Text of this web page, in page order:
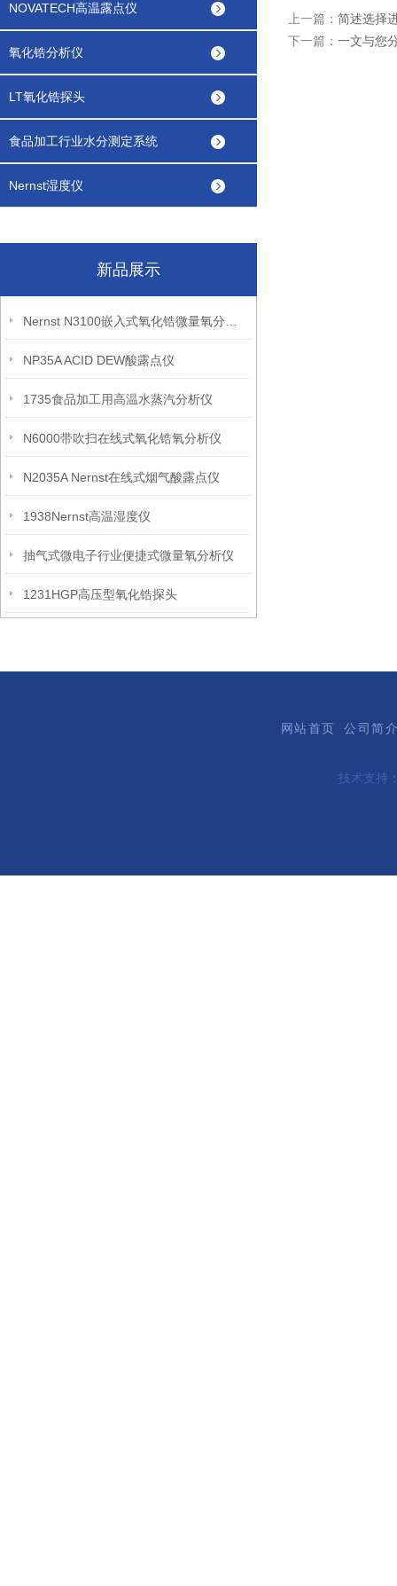
NOVATECH高温露点仪
氧化锆分析仪
LT氧化锆探头
食品加工行业水分测定系统
Nernst湿度仪
新品展示
NP35A ACID DEW酸露点仪
1735食品加工用高温水蒸汽分析仪
N6000带吹扫在线式氧化锆氧分析仪
N2035A Nernst在线式烟气酸露点仪
1938Nernst高温湿度仪
抽气式微电子行业便捷式微量氧分析仪
1231HGP高压型氧化锆探头
上一篇： 简述选择
下一篇： 一文与您
网站首页 公司简
技术支持